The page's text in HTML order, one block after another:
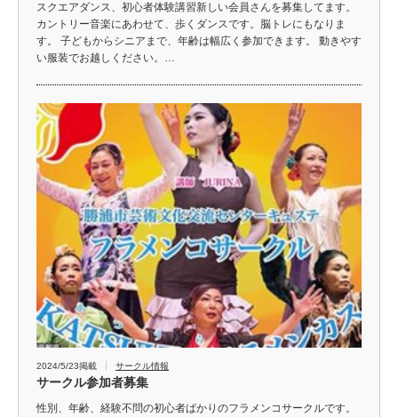
スクエアダンス、初心者体験講習新しい会員さんを募集してます。
カントリー音楽にあわせて、歩くダンスです。脳トレにもなりま
す。 子どもからシニアまで、年齢は幅広く参加できます。 動きやす
い服装でお越しください。…
2024/5/23掲載 サークル情報
サークル参加者募集
性別、年齢、経験不問の初心者ばかりのフラメンコサークルです。